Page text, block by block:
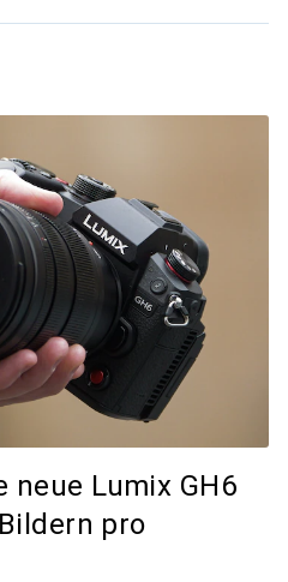
neue Lumix GH6
pro